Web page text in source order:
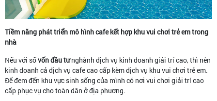
Tiềm năng phát triển mô hình cafe kết hợp khu vui chơi trẻ em trong
nhà
Nếu với sốvốn đầu tưnghành dịch vụ kinh doanh giải trí cao, thì nên
kinh doanh cả dịch vụ cafe cao cấp kèm dịch vụ khu vui chơi trẻ em.
Để đem đến khu vực sinh sống của mình có nơi vui chơi giải trí cao
cấp phục vụ cho toàn dân ở địa phương.